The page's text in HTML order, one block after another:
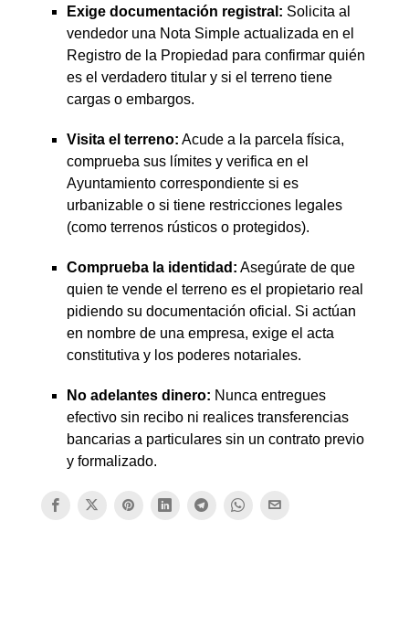
Exige documentación registral: Solicita al
vendedor una Nota Simple actualizada en el
Registro de la Propiedad para confirmar quién
es el verdadero titular y si el terreno tiene
cargas o embargos.
Visita el terreno: Acude a la parcela física,
comprueba sus límites y verifica en el
Ayuntamiento correspondiente si es
urbanizable o si tiene restricciones legales
(como terrenos rústicos o protegidos).
Comprueba la identidad: Asegúrate de que
quien te vende el terreno es el propietario real
pidiendo su documentación oficial. Si actúan
en nombre de una empresa, exige el acta
constitutiva y los poderes notariales.
No adelantes dinero: Nunca entregues
efectivo sin recibo ni realices transferencias
bancarias a particulares sin un contrato previo
y formalizado.